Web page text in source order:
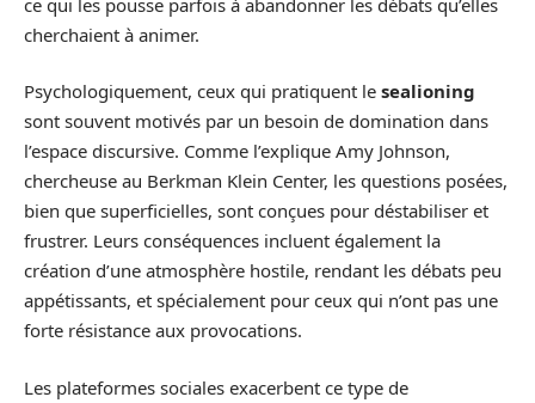
cherchaient à animer.
Psychologiquement, ceux qui pratiquent le sealioning
sont souvent motivés par un besoin de domination dans
l’espace discursive. Comme l’explique Amy Johnson,
chercheuse au Berkman Klein Center, les questions posées,
bien que superficielles, sont conçues pour déstabiliser et
frustrer. Leurs conséquences incluent également la
création d’une atmosphère hostile, rendant les débats peu
appétissants, et spécialement pour ceux qui n’ont pas une
forte résistance aux provocations.
Les plateformes sociales exacerbent ce type de